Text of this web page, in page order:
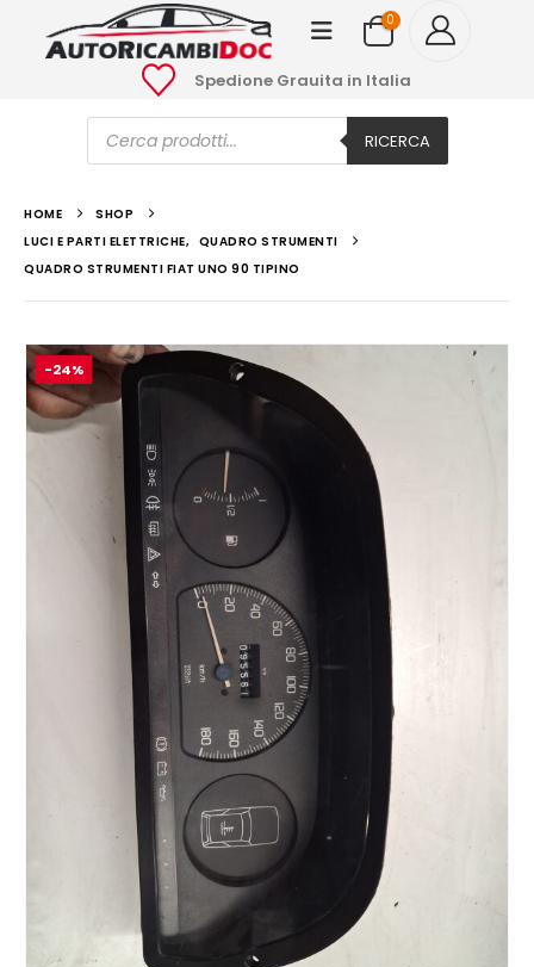
0
Spedione Grauita in Italia
Ricerca
prodotti RICERCA
HOME
SHOP
LUCI E PARTI ELETTRICHE, QUADRO STRUMENTI
QUADRO STRUMENTI FIAT UNO 90 TIPINO
-24%